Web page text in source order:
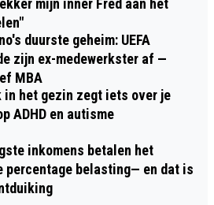
mijn inner Fred aan het
duurste geheim: UEFA
zijn ex-medewerkster af —
MBA
in het gezin zegt iets over je
ADHD en autisme
inkomens betalen het
percentage belasting— en dat is